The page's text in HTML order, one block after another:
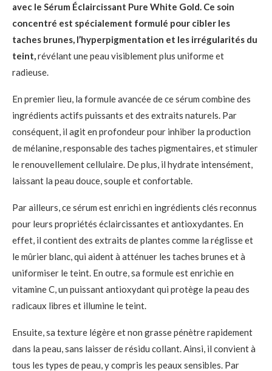
avec le Sérum Éclaircissant Pure White Gold. Ce soin
concentré est spécialement formulé pour cibler les
taches brunes, l’hyperpigmentation et les irrégularités du
teint,révélant une peau visiblement plus uniforme et
radieuse.
En premier lieu, la formule avancée de ce sérum combine des
ingrédients actifs puissants et des extraits naturels. Par
conséquent, il agit en profondeur pour inhiber la production
de mélanine, responsable des taches pigmentaires, et stimuler
le renouvellement cellulaire. De plus, il hydrate intensément,
laissant la peau douce, souple et confortable.
Par ailleurs, ce sérum est enrichi en ingrédients clés reconnus
pour leurs propriétés éclaircissantes et antioxydantes. En
effet, il contient des extraits de plantes comme la réglisse et
le mûrier blanc, qui aident à atténuer les taches brunes et à
uniformiser le teint. En outre, sa formule est enrichie en
vitamine C, un puissant antioxydant qui protège la peau des
radicaux libres et illumine le teint.
Ensuite, sa texture légère et non grasse pénètre rapidement
dans la peau, sans laisser de résidu collant. Ainsi, il convient à
tous les types de peau, y compris les peaux sensibles. Par